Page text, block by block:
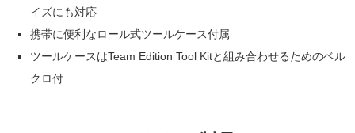
イズにも対応
携帯に便利なロール式ツールケース付属
ツールケースはTeam Edition Tool Kitと組み合わせるためのベル
クロ付